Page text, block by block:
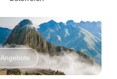
Angebote